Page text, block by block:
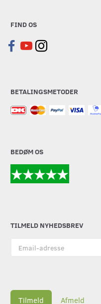
FIND OS
BETALINGSMETODER
BEDØM OS
TILMELD NYHEDSBREV
adresse
Tilmeld Afmeld